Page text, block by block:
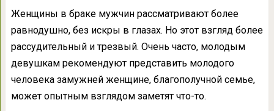
Женщины в браке мужчин рассматривают более
равнодушно, без искры в глазах. Но этот взгляд более
рассудительный и трезвый. Очень часто, молодым
девушкам рекомендуют представить молодого
человека замужней женщине, благополучной семье,
может опытным взглядом заметят что-то.